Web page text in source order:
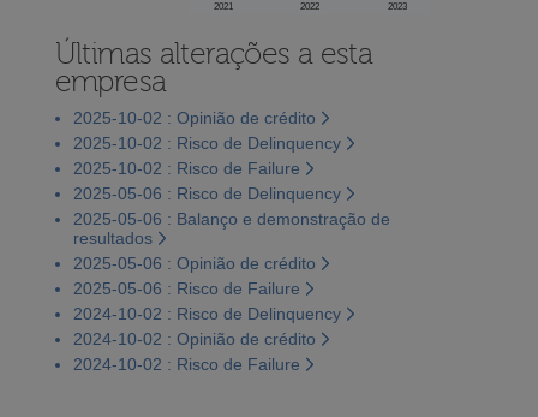
2021 2022 2023
Últimas alterações a esta
empresa
2025-10-02 : Opinião de crédito
2025-10-02 : Risco de Delinquency
2025-10-02 : Risco de Failure
2025-05-06 : Risco de Delinquency
2025-05-06 : Balanço e demonstração de
resultados
2025-05-06 : Opinião de crédito
2025-05-06 : Risco de Failure
2024-10-02 : Risco de Delinquency
2024-10-02 : Opinião de crédito
2024-10-02 : Risco de Failure